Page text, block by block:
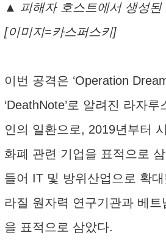
▲ 피해자 호스트에서 생성된
[이미지=카스퍼스키]
이번 공격은 ‘Operation
‘DeathNote’로 알려진 라자
인의 일환으로, 2019년부터
화폐 관련 기업을 표적으로
들어 IT 및 방위산업으로 확
라질 원자력 연구기관과 베
을 표적으로 삼았다.